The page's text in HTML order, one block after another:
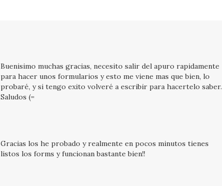
Buenisimo muchas gracias, necesito salir del apuro rapidamente
para hacer unos formularios y esto me viene mas que bien, lo
probaré, y si tengo exito volveré a escribir para hacertelo saber.
Saludos (=
Gracias los he probado y realmente en pocos minutos tienes
listos los forms y funcionan bastante bien!!